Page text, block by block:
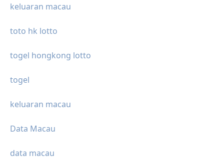
keluaran macau
toto hk lotto
togel hongkong lotto
togel
keluaran macau
Data Macau
data macau